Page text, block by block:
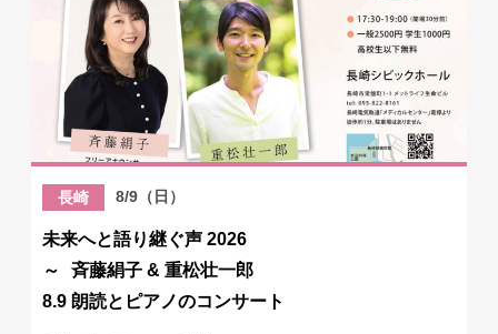
長崎 8/9（日）
未来へと語り継ぐ声 2026
～ 斉藤絹子 & 重松壮一郎
8.9 朗読とピアノのコンサート